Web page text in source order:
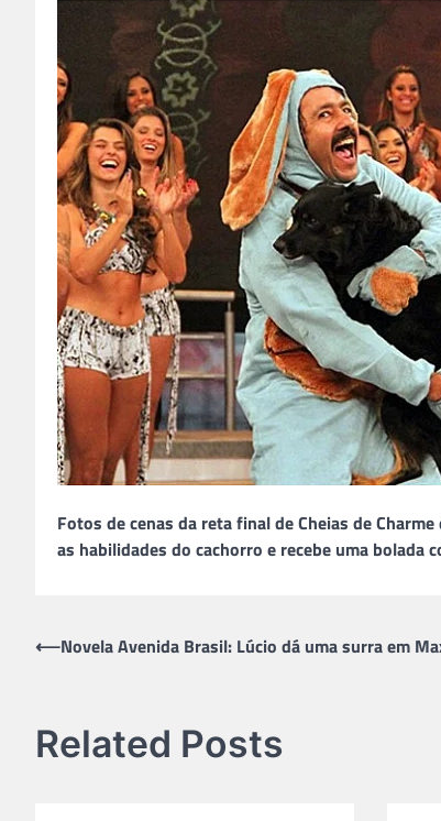
Fotos de cenas da reta final de Cheias de
as habilidades do cachorro e recebe uma bolada
Navegação
⟵Novela Avenida Brasil: Lúcio dá uma surra em
Related Posts